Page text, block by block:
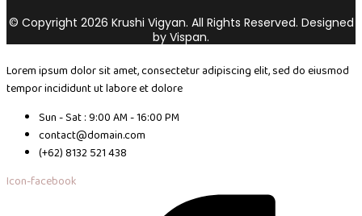
© Copyright 2026 Krushi Vigyan. All Rights Reserved. Designed
by Vispan.
Lorem ipsum dolor sit amet, consectetur adipiscing elit, sed do eiusmod
tempor incididunt ut labore et dolore
Sun - Sat : 9:00 AM - 16:00 PM
contact@domain.com
(+62) 8132 521 438
Icon-facebook